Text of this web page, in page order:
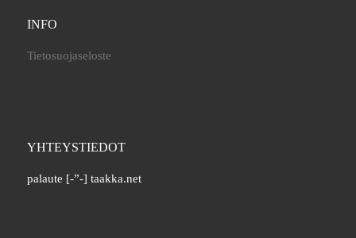
INFO
Tietosuojaseloste
YHTEYSTIEDOT
palaute [-”-] taakka.net